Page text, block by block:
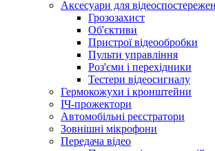
Аксесуари для
Грозозахист
Об'єктиви
Пристрої відеообробки
Пульти управління
Роз'єми і перехідники
Тестери відеосигналу
Гермокожухи і кронштейни
ІЧ-прожектори
Автомобільні реєстратори
Зовнішні мікрофони
Передача відео